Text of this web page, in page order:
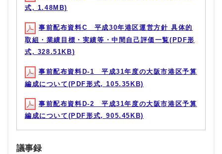
式, 1.48MB)
事前配布資料C 平成30年港区運営方針 具体的
取組・業績目標・実績等・中間自己評価一覧(PDF形
式, 328.51KB)
事前配布資料D-1 平成31年度の大阪市港区予算
編成について(PDF形式, 105.35KB)
事前配布資料D-2 平成31年度の大阪市港区予算
編成について(PDF形式, 905.45KB)
議事録